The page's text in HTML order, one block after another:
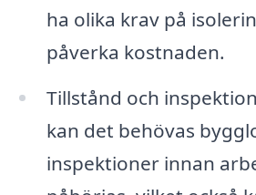
ha olika krav på
påverka kostnaden.
Tillstånd och
kan det behövas
inspektioner innan